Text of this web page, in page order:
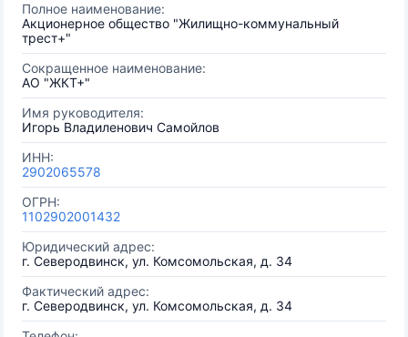
Полное наименование:
Акционерное общество "Жилищно-коммунальный
трест+"
Сокращенное наименование:
АО "ЖКТ+"
Имя руководителя:
Игорь Владиленович Самойлов
ИНН:
2902065578
ОГРН:
1102902001432
Юридический адрес:
г. Северодвинск, ул. Комсомольская, д. 34
Фактический адрес:
г. Северодвинск, ул. Комсомольская, д. 34